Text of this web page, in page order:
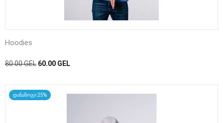
Hoodies
80.00GEL 60.00 GEL
დანაზოგი 25%